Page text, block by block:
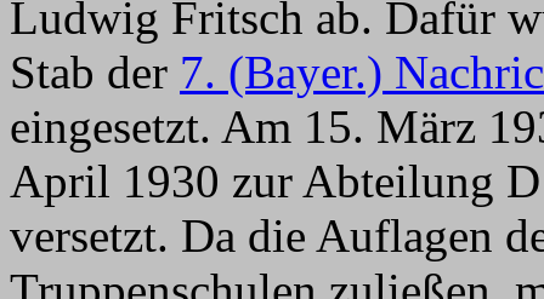
Ludwig Fritsch ab. Dafür
Stab der 7. (Bayer.)
eingesetzt. Am 15. März
April 1930 zur Abteilung
versetzt. Da die Auflagen